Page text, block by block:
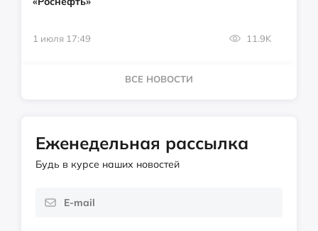
1 июля 17:49 11.9K
ВСЕ НОВОСТИ
Еженедельная рассылка
Будь в курсе наших новостей